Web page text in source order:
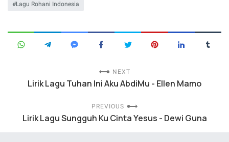
Lagu Rohani Indonesia
NEXT
Lirik Lagu Tuhan Ini Aku AbdiMu - Ellen Mamo
PREVIOUS
Lirik Lagu Sungguh Ku Cinta Yesus - Dewi Guna